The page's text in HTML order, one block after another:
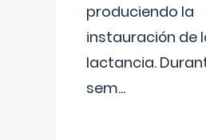
produciendo la
instauración de
lactancia.
sem...